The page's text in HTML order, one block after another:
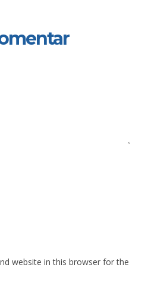
website in this browser for the